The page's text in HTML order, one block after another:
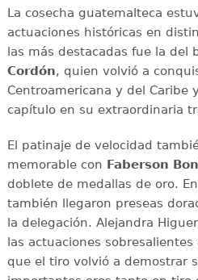
La cosecha guatemalteca
actuaciones históricas en
las más destacadas fue la del
Cordón, quien volvió a
Centroamericana y del Caribe
capítulo en su extraordinaria
El patinaje de velocidad
memorable con Faberson
doblete de medallas de oro.
también llegaron preseas
la delegación. Alejandra
las actuaciones
que el tiro volvió a demostrar